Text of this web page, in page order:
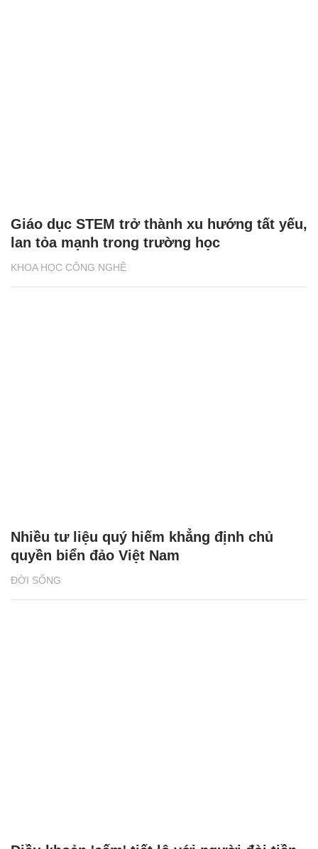
KHOA HỌC CÔNG NGHỆ
Giáo dục STEM trở thành xu hướng tất yếu,
lan tỏa mạnh trong trường học
ĐỜI SỐNG
Nhiều tư liệu quý hiếm khẳng định chủ
quyền biển đảo Việt Nam